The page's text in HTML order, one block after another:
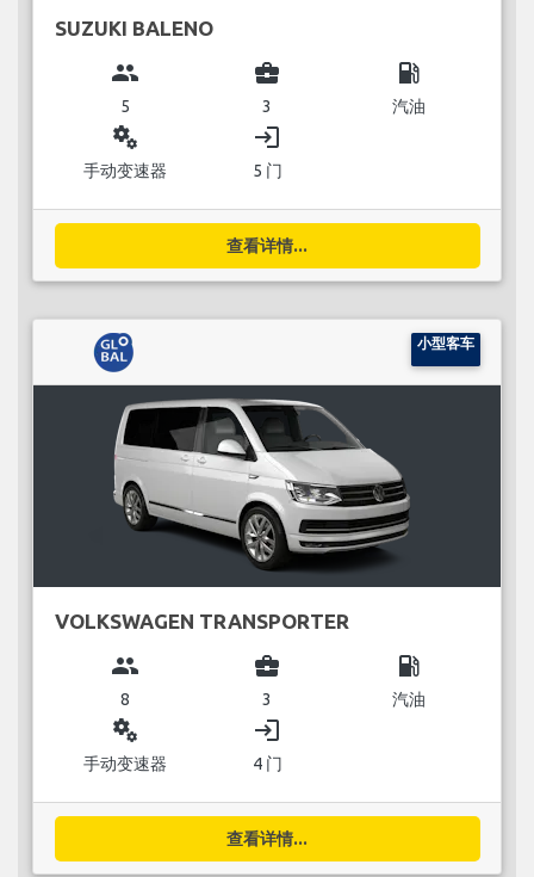
SUZUKI BALENO
group
5
business_center
3
local_gas_station
汽油
miscellaneous_services
手动变速器
login
5 门
查看详情...
小型客车
VOLKSWAGEN TRANSPORTER
group
8
business_center
3
local_gas_station
汽油
miscellaneous_services
手动变速器
login
4 门
查看详情...